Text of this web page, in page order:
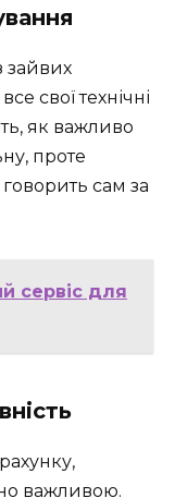
зайвих
свої технічні
як важливо
проте
сам за
сервіс для
важливою.